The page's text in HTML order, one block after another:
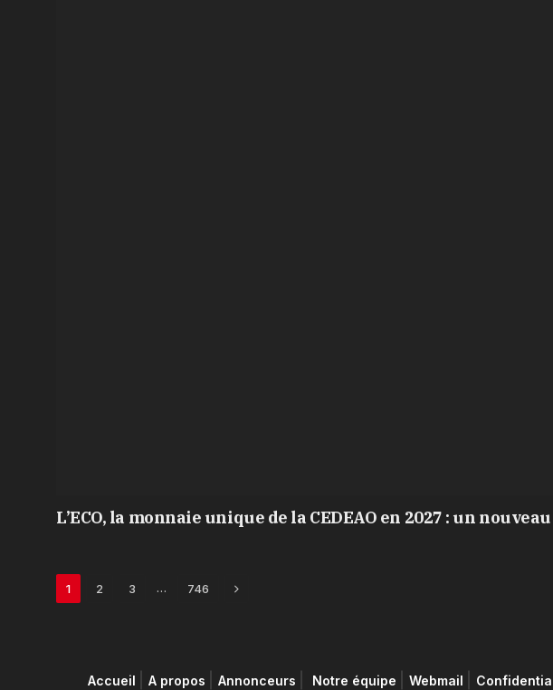
L’ECO, la monnaie unique de la CEDEAO en 2027 : un
1 2 3 … 746 Next
Accueil A propos Annonceurs Notre équipe Webmail